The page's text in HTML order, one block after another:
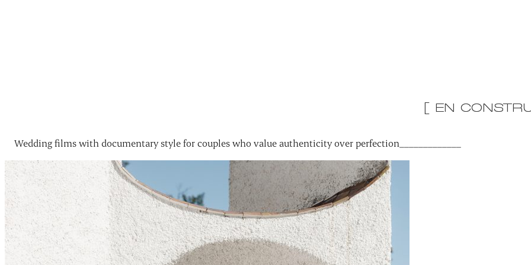
[ EN
Wedding films with documentary style for couples who value authenticity over perfection_____________